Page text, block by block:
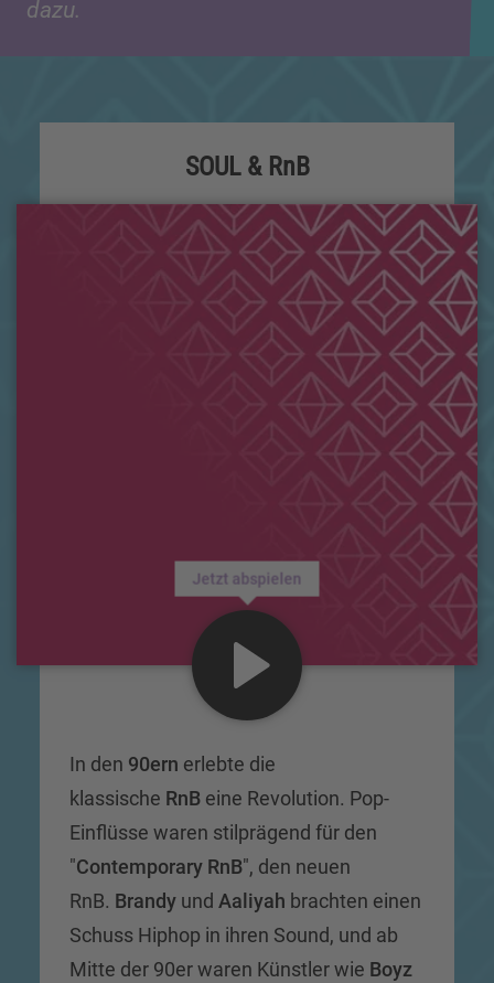
dazu.
SOUL & RnB
Jetzt abspielen
In den 90ern erlebte die
klassische RnB eine Revolution. Pop-
Einflüsse waren stilprägend für den
"Contemporary RnB", den neuen
RnB. Brandy und Aaliyah brachten einen
Schuss Hiphop in ihren Sound, und ab
Mitte der 90er waren Künstler wie Boyz